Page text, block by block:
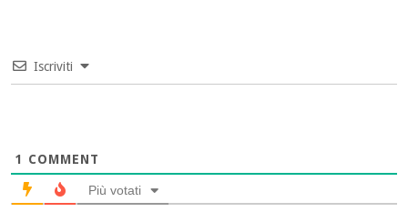
Iscriviti
1 COMMENT
Più votati